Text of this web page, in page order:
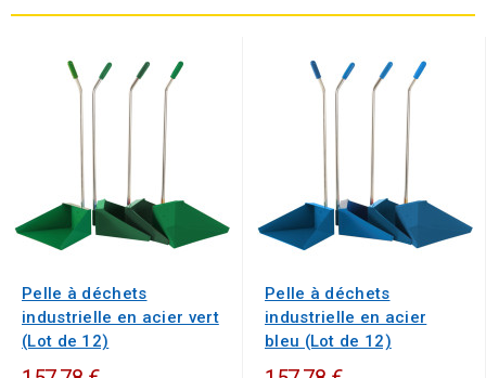
Pelle à déchets
industrielle en acier vert
(Lot de 12)
Pelle à déchets
industrielle en acier
bleu (Lot de 12)